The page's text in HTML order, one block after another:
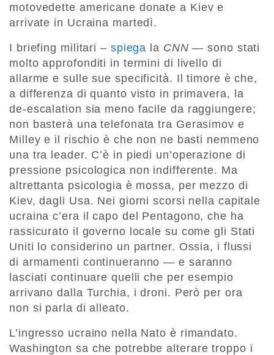
motovedette americane donate a Kiev e
arrivate in Ucraina martedì.
I briefing militari – spiega la CNN — sono stati
molto approfonditi in termini di livello di
allarme e sulle sue specificità. Il timore è che,
a differenza di quanto visto in primavera, la
de-escalation sia meno facile da raggiungere;
non basterà una telefonata tra Gerasimov e
Milley e il rischio è che non ne basti nemmeno
una tra leader. C’è in piedi un’operazione di
pressione psicologica non indifferente. Ma
altrettanta psicologia è mossa, per mezzo di
Kiev, dagli Usa. Nei giorni scorsi nella capitale
ucraina c’era il capo del Pentagono, che ha
rassicurato il governo locale su come gli Stati
Uniti lo considerino un partner. Ossia, i flussi
di armamenti continueranno — e saranno
lasciati continuare quelli che per esempio
arrivano dalla Turchia, i droni. Però per ora
non si parla di alleato.
L’ingresso ucraino nella Nato è rimandato.
Washington sa che potrebbe alterare troppo i